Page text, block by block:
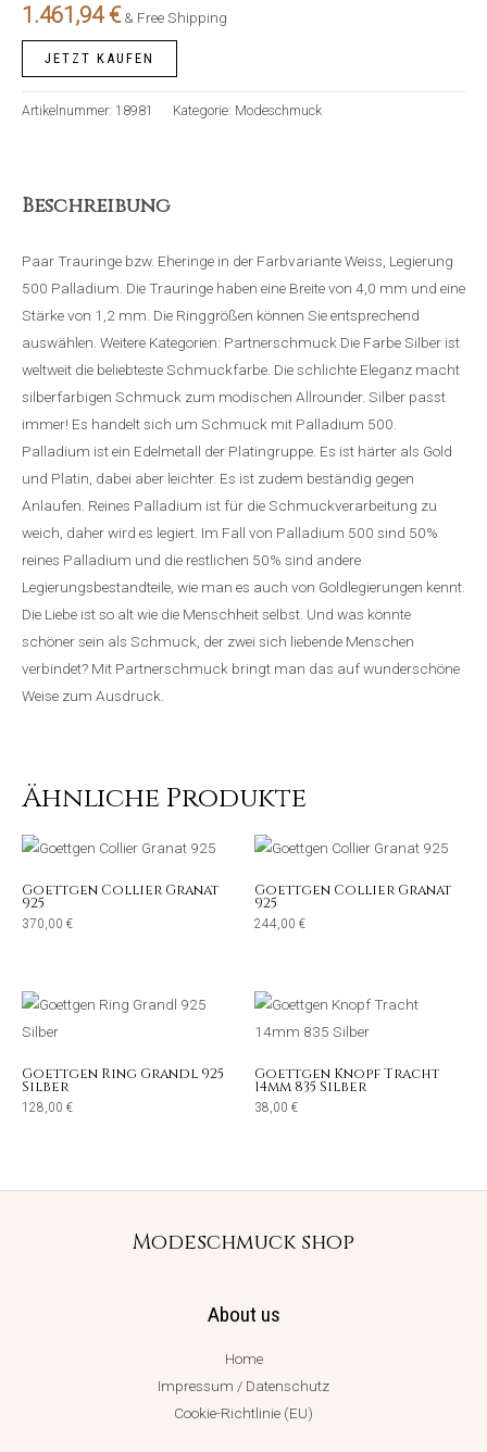
1.461,94€ & Free Shipping
JETZT KAUFEN
Artikelnummer: 18981 Kategorie: Modeschmuck
Beschreibung
Paar Trauringe bzw. Eheringe in der Farbvariante Weiss, Legierung
500 Palladium. Die Trauringe haben eine Breite von 4,0 mm und eine
Stärke von 1,2 mm. Die Ringgrößen können Sie entsprechend
auswählen. Weitere Kategorien: Partnerschmuck Die Farbe Silber ist
weltweit die beliebteste Schmuckfarbe. Die schlichte Eleganz macht
silberfarbigen Schmuck zum modischen Allrounder. Silber passt
immer! Es handelt sich um Schmuck mit Palladium 500.
Palladium ist ein Edelmetall der Platingruppe. Es ist härter als Gold
und Platin, dabei aber leichter. Es ist zudem beständig gegen
Anlaufen. Reines Palladium ist für die Schmuckverarbeitung zu
weich, daher wird es legiert. Im Fall von Palladium 500 sind 50%
reines Palladium und die restlichen 50% sind andere
Legierungsbestandteile, wie man es auch von Goldlegierungen kennt.
Die Liebe ist so alt wie die Menschheit selbst. Und was könnte
schöner sein als Schmuck, der zwei sich liebende Menschen
verbindet? Mit Partnerschmuck bringt man das auf wunderschöne
Weise zum Ausdruck.
Ähnliche Produkte
Goettgen Collier Granat
925
370,00 €
Goettgen Collier Granat
925
244,00 €
Goettgen Ring Grandl 925
Silber
128,00 €
Goettgen Knopf Tracht
14mm 835 Silber
38,00 €
Modeschmuck shop
About us
Home
Impressum / Datenschutz
Cookie-Richtlinie (EU)